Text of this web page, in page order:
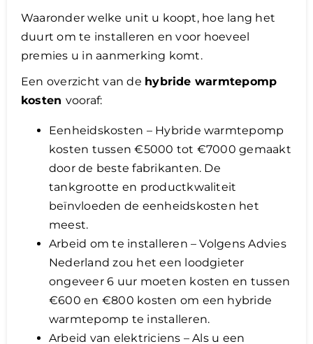
Waaronder welke unit u koopt, hoe lang het
duurt om te installeren en voor hoeveel
premies u in aanmerking komt.
Een overzicht van de hybride warmtepomp
kosten vooraf:
Eenheidskosten – Hybride warmtepomp
kosten tussen €5000 tot €7000 gemaakt
door de beste fabrikanten. De
tankgrootte en productkwaliteit
beïnvloeden de eenheidskosten het
meest.
Arbeid om te installeren – Volgens Advies
Nederland zou het een loodgieter
ongeveer 6 uur moeten kosten en tussen
€600 en €800 kosten om een hybride
warmtepomp te installeren.
Arbeid van elektriciens – Als u een